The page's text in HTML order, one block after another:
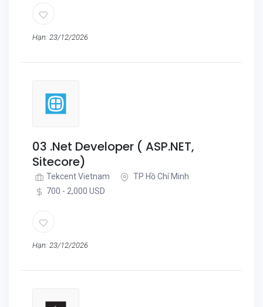
Hạn: 23/12/2026
03 .Net Developer ( ASP.NET,
Sitecore)
Tekcent Vietnam
TP Hồ Chí Minh
700 - 2,000 USD
Hạn: 23/12/2026